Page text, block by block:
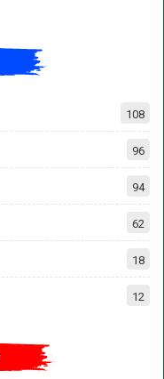
108
96
94
62
18
12